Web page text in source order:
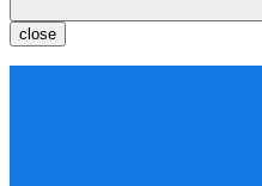
close